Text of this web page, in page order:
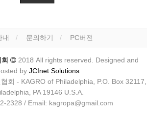
내 문의하기 PC버전
2018 All rights reserved. Designed and
by JCInet Solutions
회 - KAGRO of Philadelphia, P.O. Box 32117,
PA 19146 U.S.A.
2328 / Email: kagropa@gmail.com